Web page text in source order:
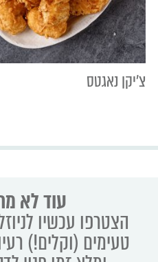
צ'יקן נאגטס
עוד לא
הצטרפו עכשיו
טעימים (וקלים!)